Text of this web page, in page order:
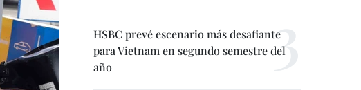
HSBC prevé escenario más desafiante
para Vietnam en segundo semestre del
año